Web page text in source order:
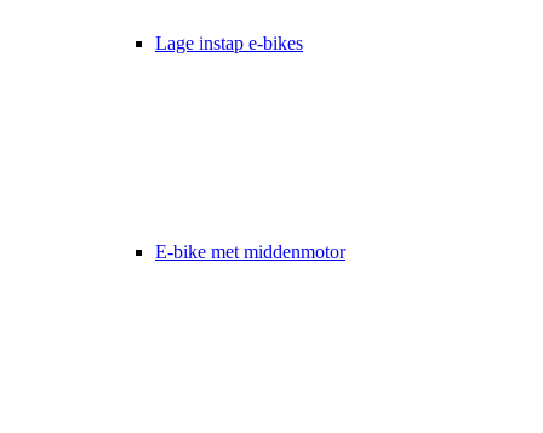
Lage instap e-bikes
E-bike met middenmotor